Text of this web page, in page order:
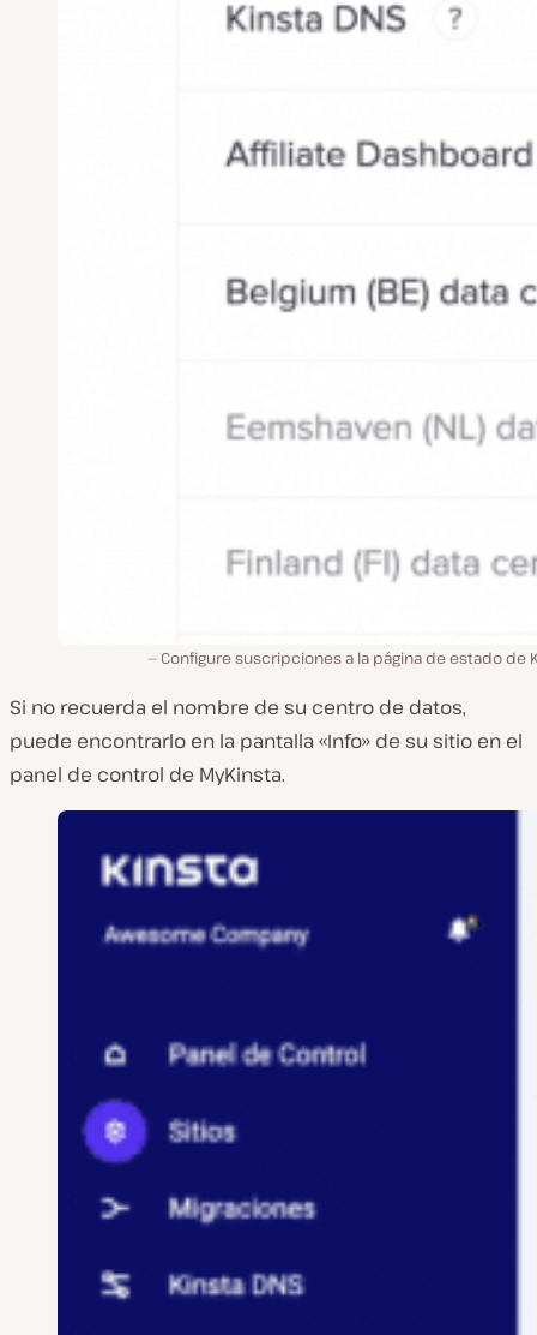
Configure suscripciones a la página de estado de
Si no recuerda el nombre de su centro de datos,
puede encontrarlo en la pantalla «Info» de su sitio en el
panel de control de MyKinsta.